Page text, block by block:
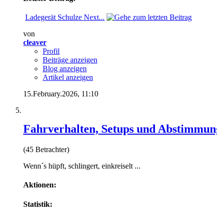
Ladegerät Schulze Next...
von
cleaver
Profil
Beiträge anzeigen
Blog anzeigen
Artikel anzeigen
15.February.2026, 11:10
Fahrverhalten, Setups und
(45 Betrachter)
Wenn´s hüpft, schlingert, einkreiselt ...
Aktionen:
Statistik: